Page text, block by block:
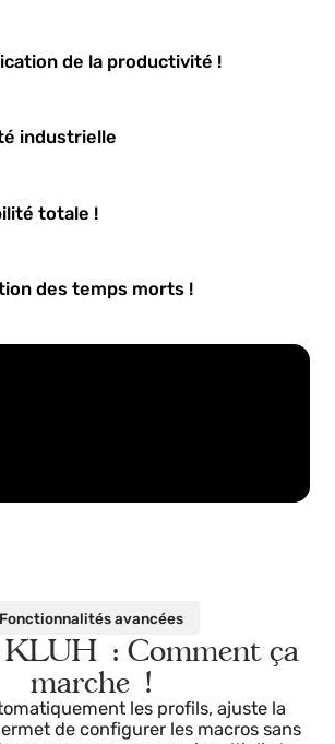
difficiles et des géométries